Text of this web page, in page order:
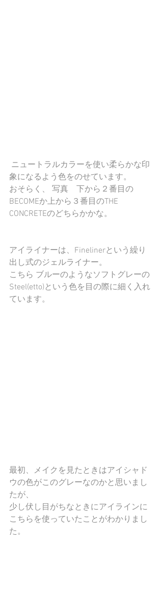
象になるよう色をのせています。
おそらく、 写真　下から２番目の
BECOMEか上から３番目のTHE
CONCRETEのどちらかかな。
アイライナーは、Finelinerという繰り
出し式のジェルライナー。
こちら ブルーのようなソフトグレーの
Steel(etto)という色を目の際に細く入れ
ています。
最初、メイクを見たときはアイシャド
ウの色がこのグレーなのかと思いまし
たが、
少し伏し目がちなときにアイラインに
こちらを使っていたことがわかりまし
た。